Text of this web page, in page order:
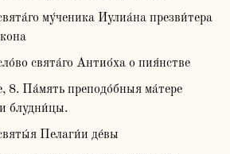
му́ченика Иулиа́на презви́тера
свята́го Антио́ха о пия́нстве
8. Па́мять преподо́бныя ма́тере
блудни́цы.
Пелаги́и де́вы